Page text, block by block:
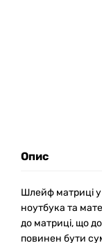
Опис
Шлейф матриці у
ноутбука та
до матриці, що
повинен бути